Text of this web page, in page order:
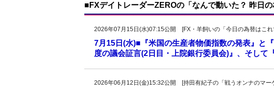
■FXデイトレーダーZEROの「なんで動いた？ 昨日
2026年07月15日(水)07:15公開 [FX・羊飼いの「今日の為替はこれ
7月15日(水)■『米国の生産者物価指数の発表』と
度の議会証言(2日目・上院銀行委員会)』、そして
2026年06月12日(金)15:32公開 [持田有紀子の「戦うオンナのマー